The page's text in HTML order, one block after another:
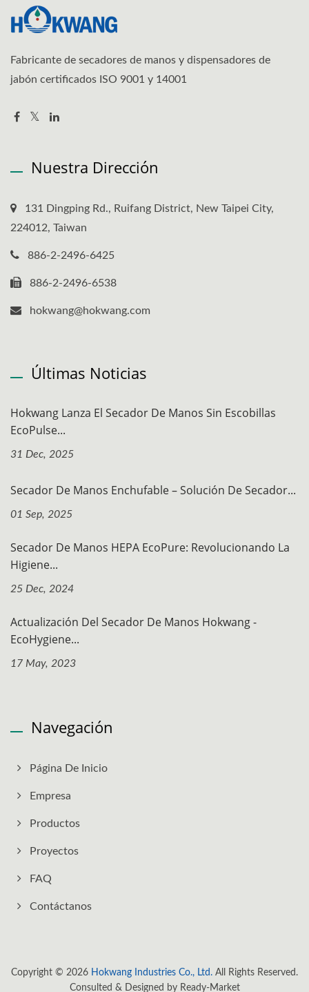
Fabricante de secadores de manos y dispensadores de
jabón certificados ISO 9001 y 14001
Nuestra Dirección
131 Dingping Rd., Ruifang District, New Taipei City,
224012, Taiwan
886-2-2496-6425
886-2-2496-6538
hokwang@hokwang.com
Últimas Noticias
Hokwang Lanza El Secador De Manos Sin Escobillas
EcoPulse...
31 Dec, 2025
Secador De Manos Enchufable – Solución De Secador...
01 Sep, 2025
Secador De Manos HEPA EcoPure: Revolucionando La
Higiene...
25 Dec, 2024
Actualización Del Secador De Manos Hokwang -
EcoHygiene...
17 May, 2023
Navegación
Página De Inicio
Empresa
Productos
Proyectos
FAQ
Contáctanos
Copyright © 2026 Hokwang Industries Co., Ltd. All Rights Reserved.
Consulted & Designed by Ready-Market